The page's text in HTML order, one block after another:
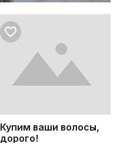
Купим ваши волосы,
дорого!